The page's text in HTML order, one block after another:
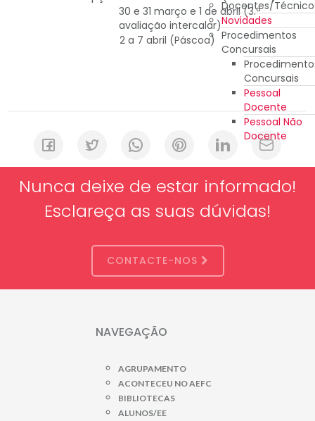
Docentes/
Novidades
Procedimentos
Concursais
Concursais
Pessoal
Docente
Pessoal Não
Docente
30 e 31 março e 1 de abril (3.ª
avaliação intercalar)
2 a 7 abril (Páscoa)
Nunca deixe de estar informado!
Esclareça as suas dúvidas!
CONTACTE-NOS
NAVEGAÇÃO
AGRUPAMENTO
ACONTECEU NO AEFC
BIBLIOTECAS
ALUNOS/EE